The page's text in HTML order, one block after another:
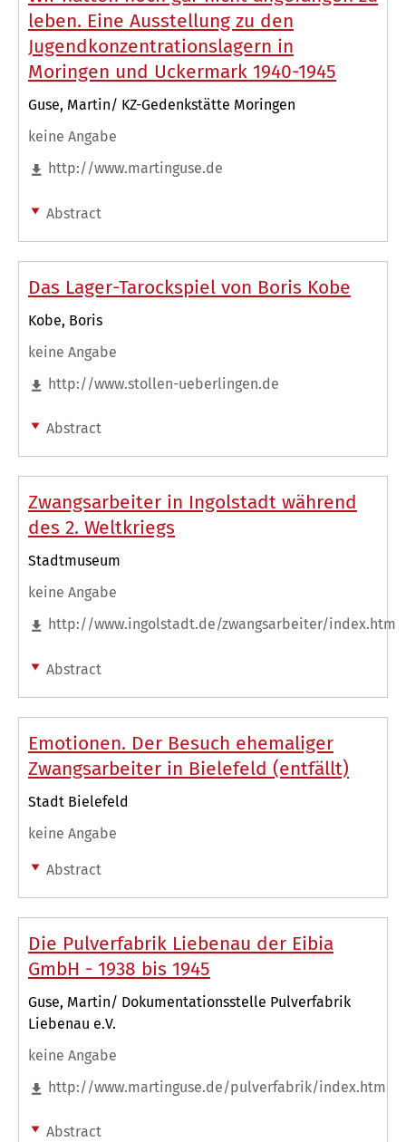
leben. Eine Ausstellung zu den
Jugendkonzentrationslagern in
Moringen und Uckermark 1940-1945
Guse, Martin/ KZ-Gedenkstätte Moringen
keine Angabe
http://www.martinguse.de
Abstract
Das Lager-Tarockspiel von Boris Kobe
Kobe, Boris
keine Angabe
http://www.stollen-ueberlingen.de
Abstract
Zwangsarbeiter in Ingolstadt während
des 2. Weltkriegs
Stadtmuseum
keine Angabe
http://www.ingolstadt.de/zwangsarbeiter/index.html
Abstract
Emotionen. Der Besuch ehemaliger
Zwangsarbeiter in Bielefeld (entfällt)
Stadt Bielefeld
keine Angabe
Abstract
Die Pulverfabrik Liebenau der Eibia
GmbH - 1938 bis 1945
Guse, Martin/ Dokumentationsstelle Pulverfabrik
Liebenau e.V.
keine Angabe
http://www.martinguse.de/pulverfabrik/index.htm
Abstract